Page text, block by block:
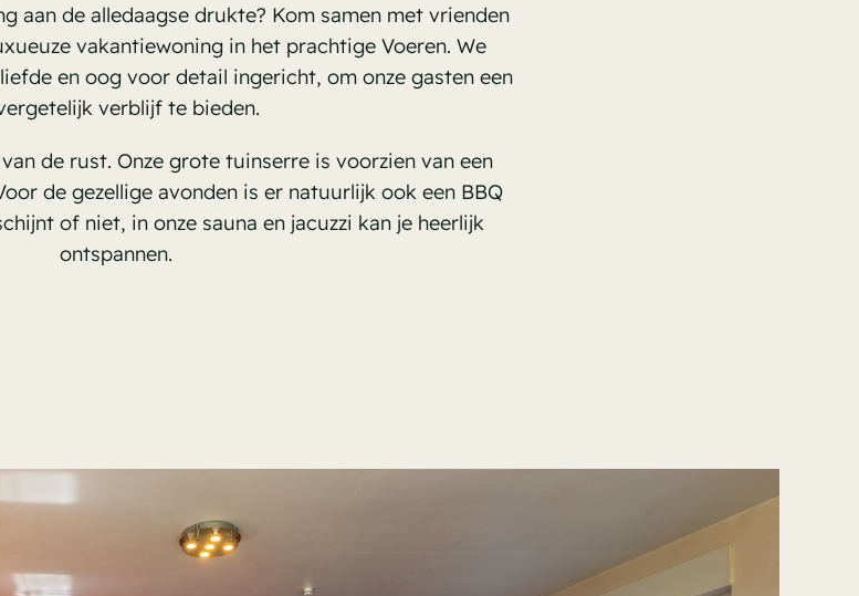
aan de alledaagse drukte? Kom samen met vrienden
vakantiewoning in het prachtige Voeren. We
en oog voor detail ingericht, om onze gasten een
verblijf te bieden.
de rust. Onze grote tuinserre is voorzien van een
de gezellige avonden is er natuurlijk ook een BBQ
of niet, in onze sauna en jacuzzi kan je heerlijk
ontspannen.